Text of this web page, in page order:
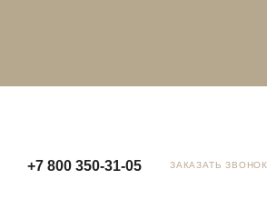
+7 800 350-31-05 ЗАКАЗАТЬ ЗВОНОК